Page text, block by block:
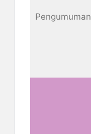
Pengumuman